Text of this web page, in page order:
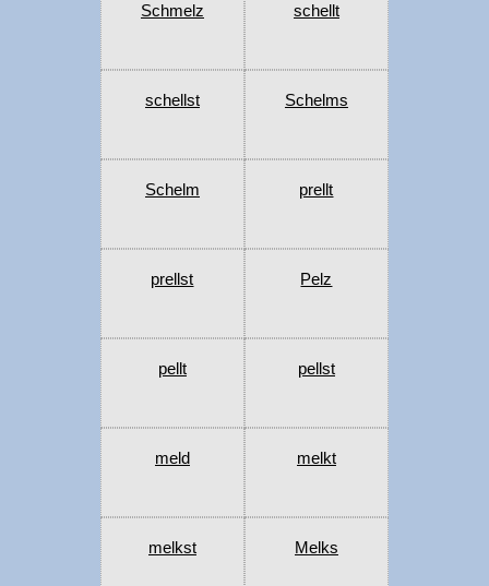
Schmelz schellt
schellst Schelms
Schelm prellt
prellst Pelz
pellt pellst
meld melkt
melkst Melks